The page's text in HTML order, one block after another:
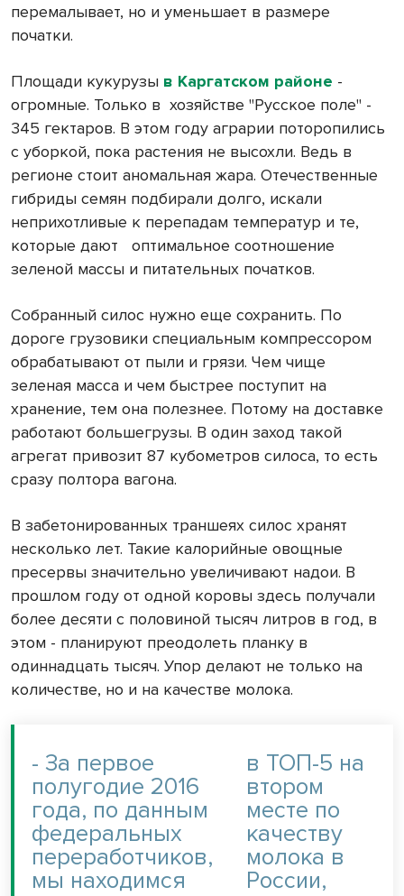
перемалывает, но и уменьшает в размере
початки.
Площади кукурузы в Каргатском районе -
огромные. Только в хозяйстве "Русское поле" -
345 гектаров. В этом году аграрии поторопились
с уборкой, пока растения не высохли. Ведь в
регионе стоит аномальная жара. Отечественные
гибриды семян подбирали долго, искали
неприхотливые к перепадам температур и те,
которые дают
оптимальное соотношение
зеленой массы и питательных початков.
Собранный силос нужно еще сохранить. По
дороге грузовики специальным компрессором
обрабатывают от пыли и грязи. Чем чище
зеленая масса и чем быстрее поступит на
хранение, тем она полезнее. Потому на доставке
работают большегрузы. В один заход такой
агрегат привозит 87 кубометров силоса, то есть
сразу полтора вагона.
В забетонированных траншеях силос хранят
несколько лет. Такие калорийные овощные
пресервы значительно увеличивают надои. В
прошлом году от одной коровы здесь получали
более десяти с половиной тысяч литров в год, в
этом - планируют преодолеть планку в
одиннадцать тысяч. Упор делают не только на
количестве, но и на качестве молока.
- За первое
полугодие 2016
года, по данным
федеральных
переработчиков,
мы находимся
в ТОП-5 на
втором
месте по
качеству
молока в
России,